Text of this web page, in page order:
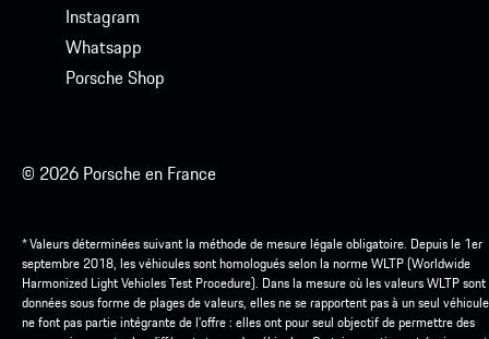
Instagram
Whatsapp
Porsche Shop
© 2026 Porsche en France
* Valeurs déterminées suivant la méthode de mesure légale obligatoire. Depuis le 1er
septembre 2018, les véhicules sont homologués selon la norme WLTP (Worldwide
Harmonized Light Vehicles Test Procedure). Dans la mesure où les valeurs WLTP sont
données sous forme de plages de valeurs, elles ne se rapportent pas à un seul
ne font pas partie intégrante de l’offre : elles ont pour seul objectif de permettre des